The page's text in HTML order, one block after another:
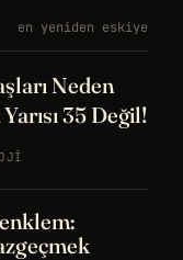
en yeniden eskiye
Neden
35 Değil!